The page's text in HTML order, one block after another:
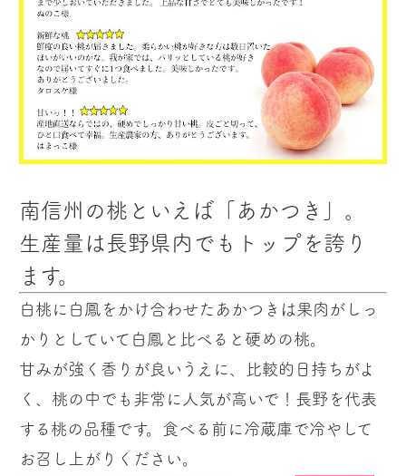
南信州の桃といえば「あかつき」。
生産量は長野県内でもトップを誇り
ます。
白桃に白鳳をかけ合わせたあかつきは果肉がしっ
かりとしていて白鳳と比べると硬めの桃。
甘みが強く香りが良いうえに、比較的日持ちがよ
く、桃の中でも非常に人気が高いで！長野を代表
する桃の品種です。食べる前に冷蔵庫で冷やして
お召し上がりください。